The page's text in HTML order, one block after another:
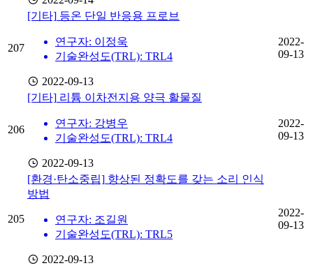
207
[기타] 등온 단일 반응용 프로브
연구자: 이정욱
기술완성도(TRL): TRL4
2022-09-13
2022-
09-13
206
[기타] 리튬 이차전지용 양극 활물질
연구자: 강병우
기술완성도(TRL): TRL4
2022-09-13
2022-
09-13
205
[환경·탄소중립] 향상된 정확도를 갖는 소리 인식
방법
연구자: 조길원
기술완성도(TRL): TRL5
2022-09-13
2022-
09-13